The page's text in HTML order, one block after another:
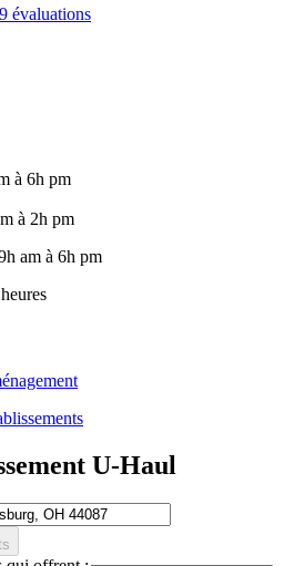
évaluations
à 6h pm
à 2h pm
am à 6h pm
U-Haul